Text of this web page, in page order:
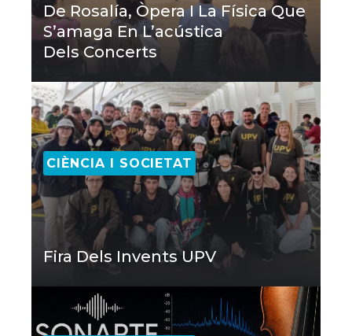
De Rosalía, Òpera I La Física Que
S’amaga En L’acústica
Dels Concerts
CIÈNCIA I SOCIETAT
Fira Dels Invents UPV